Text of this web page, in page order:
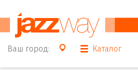
Ваш город: Каталог